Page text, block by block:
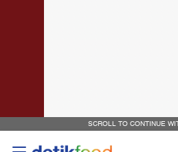
SCROLL TO CONTINUE